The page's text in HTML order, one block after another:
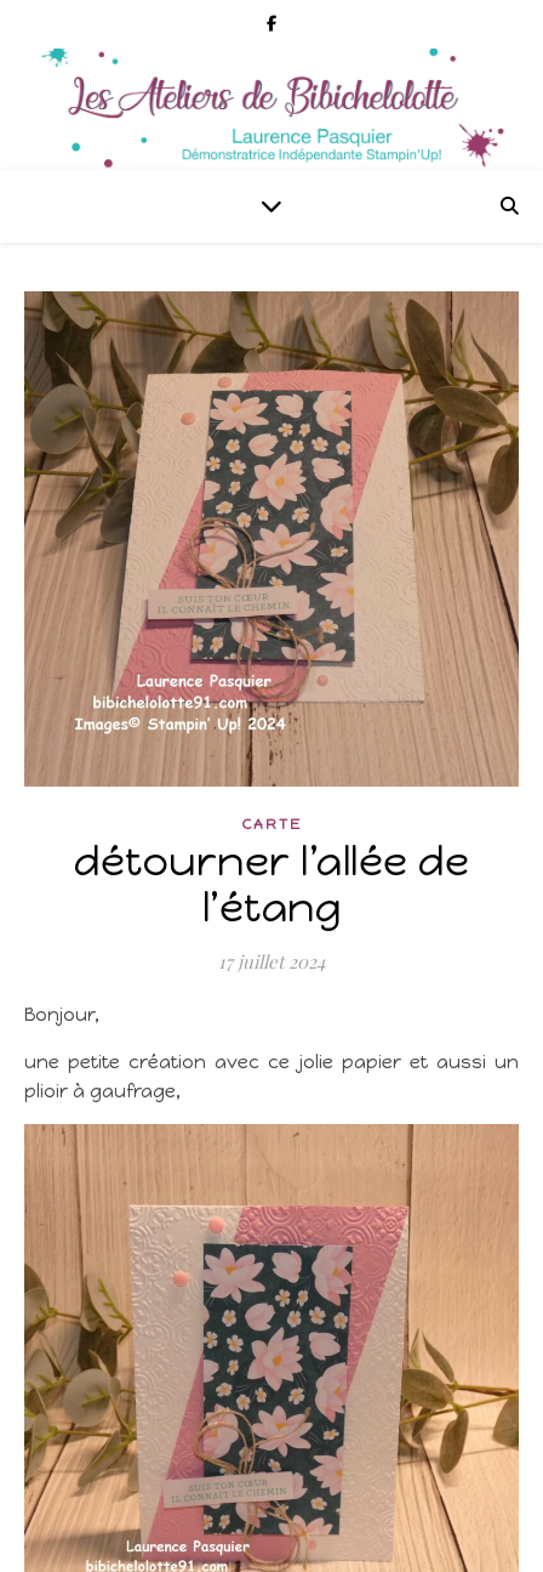
CARTE
détourner l’allée de
l’étang
17 juillet 2024
Bonjour,
une petite création avec ce jolie papier et aussi un
plioir à gaufrage,